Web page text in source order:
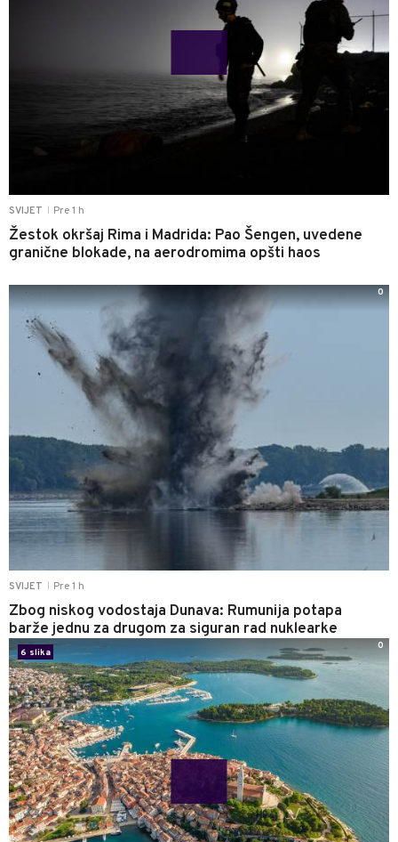
SVIJET Pre 1 h
Žestok okršaj Rima i Madrida: Pao Šengen, uvedene
granične blokade, na aerodromima opšti haos
SVIJET Pre 1 h
Zbog niskog vodostaja Dunava: Rumunija potapa
barže jednu za drugom za siguran rad nuklearke
0
6 slika
0